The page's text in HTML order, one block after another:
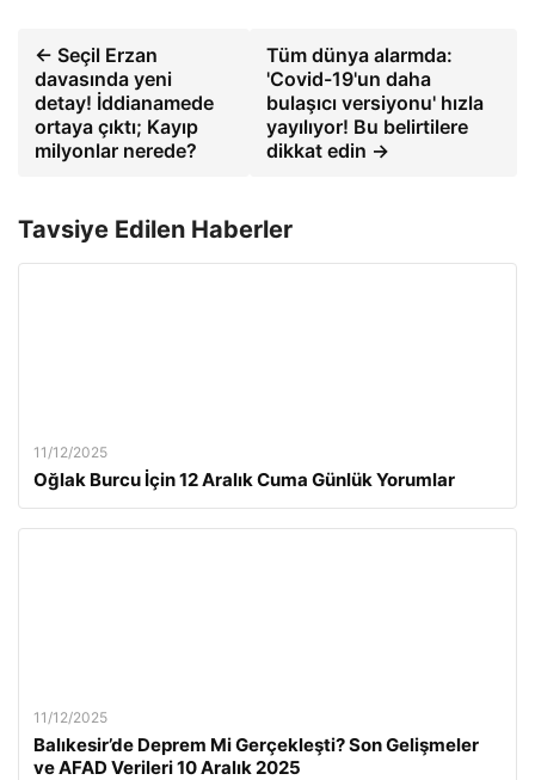
← Seçil Erzan
davasında yeni
detay! İddianamede
ortaya çıktı; Kayıp
milyonlar nerede?
Tüm dünya alarmda:
'Covid-19'un daha
bulaşıcı versiyonu' hızla
yayılıyor! Bu belirtilere
dikkat edin →
Tavsiye Edilen Haberler
11/12/2025
Oğlak Burcu İçin 12 Aralık Cuma Günlük Yorumlar
11/12/2025
Balıkesir’de Deprem Mi Gerçekleşti? Son Gelişmeler
ve AFAD Verileri 10 Aralık 2025